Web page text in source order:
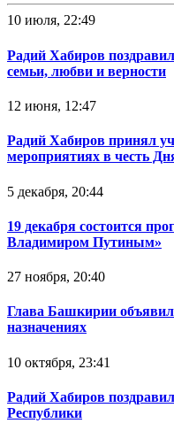
10 июля, 22:49
Радий Хабиров
семьи, любви и верности
12 июня, 12:47
Радий Хабиров принял
мероприятиях в честь
5 декабря, 20:44
19 декабря состоится
Владимиром Путиным»
27 ноября, 20:40
Глава Башкирии
назначениях
10 октября, 23:41
Радий Хабиров
Республики